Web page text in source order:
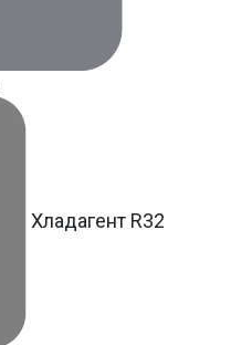
Хладагент R32